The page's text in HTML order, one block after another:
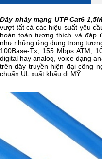
Dây nhảy mạng UTP Cat6
vượt tất cả các hiệu suất yêu
hoàn toàn tương thích và đáp
như những ứng dụng trong
100Base-Tx, 155 Mbps ATM,
digital hay analog, voice dạng
trên dây truyền hiện đại công
chuẩn UL xuất khẩu đi MỸ.